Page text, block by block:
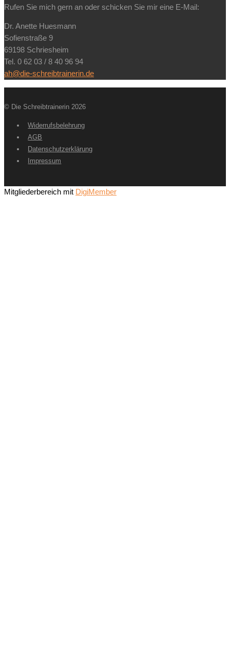
Rufen Sie mich gern an oder schicken Sie mir eine E-Mail:
Dr. Anette Huesmann
Sofienstraße 9
69198 Schriesheim
Tel. 0 62 03 / 8 40 96 94
ah@die-schreibtrainerin.de
© Die Schreibtrainerin 2026
Widerrufsbelehrung
AGB
Datenschutzerklärung
Impressum
Mitgliederbereich mit DigiMember